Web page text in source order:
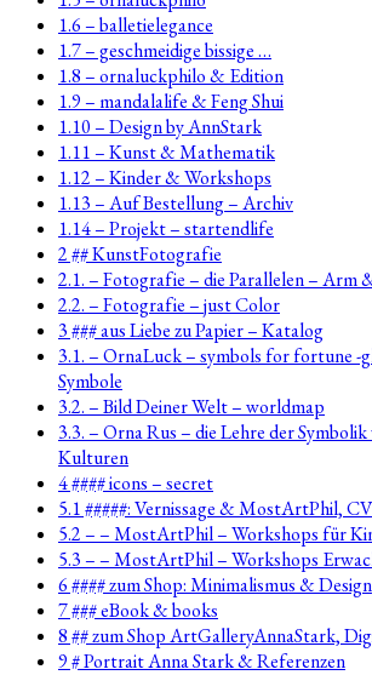
1.6 – balletielegance
1.7 – geschmeidige bissige …
1.8 – ornaluckphilo & Edition
1.9 – mandalalife & Feng Shui
1.10 – Design by AnnStark
1.11 – Kunst & Mathematik
1.12 – Kinder & Workshops
1.13 – Auf Bestellung – Archiv
1.14 – Projekt – startendlife
2 ## KunstFotografie
2.1. – Fotografie – die Parallelen – Arm
2.2. – Fotografie – just Color
3 ### aus Liebe zu Papier – Katalog
3.1. – OrnaLuck – symbols for fortune -
Symbole
3.2. – Bild Deiner Welt – worldmap
3.3. – Orna Rus – die Lehre der
Kulturen
4 #### icons – secret
5.1 #####: Vernissage & MostArtPhil,
5.2 – – MostArtPhil – Workshops für
5.3 – – MostArtPhil – Workshops
6 #### zum Shop: Minimalismus & Design
7 ### eBook & books
8 ## zum Shop ArtGalleryAnnaStark,
9 # Portrait Anna Stark & Referenzen